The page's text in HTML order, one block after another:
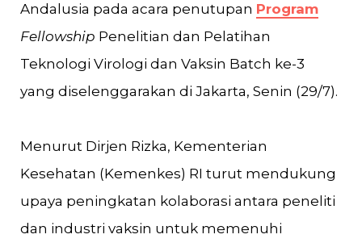
Andalusia pada acara penutupan Program
Fellowship Penelitian dan Pelatihan
Teknologi Virologi dan Vaksin Batch ke-3
yang diselenggarakan di Jakarta, Senin (29/7).
Menurut Dirjen Rizka, Kementerian
Kesehatan (Kemenkes) RI turut mendukung
upaya peningkatan kolaborasi antara peneliti
dan industri vaksin untuk memenuhi